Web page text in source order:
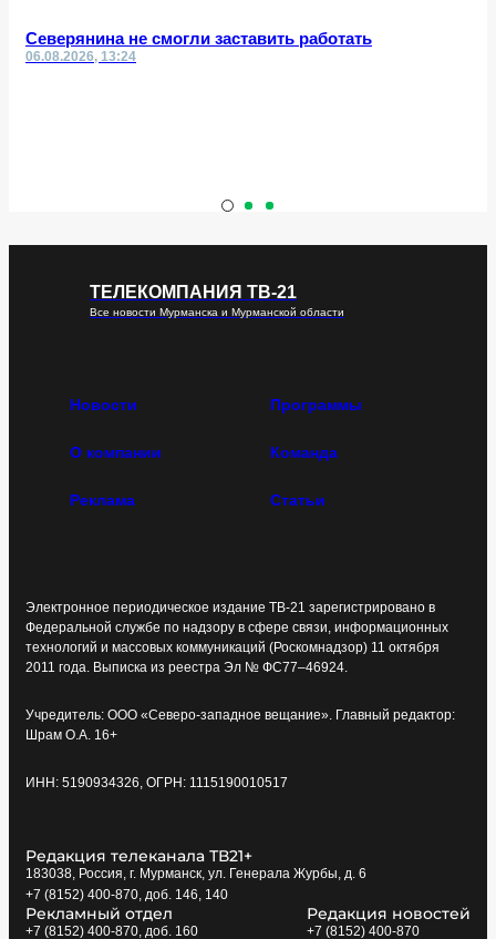
Северянина не смогли заставить работать
06.08.2026, 13:24
ТЕЛЕКОМПАНИЯ ТВ-21
Все новости Мурманска и Мурманской области
Новости Программы
О компании Команда
Реклама Статьи
Электронное периодическое издание ТВ-21 зарегистрировано в
Федеральной службе по надзору в сфере связи, информационных
технологий и массовых коммуникаций (Роскомнадзор) 11 октября
2011 года. Выписка из реестра Эл № ФС77–46924.
Учредитель: ООО «Северо-западное вещание». Главный редактор:
Шрам О.А. 16+
ИНН: 5190934326, ОГРН: 1115190010517
Редакция телеканала ТВ21+
183038, Россия, г. Мурманск, ул. Генерала Журбы, д. 6
+7 (8152) 400-870, доб. 146, 140
Рекламный отдел
+7 (8152) 400-870, доб. 160
Редакция новостей
+7 (8152) 400-870